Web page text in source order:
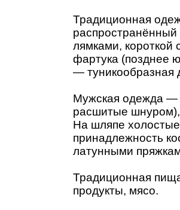
Традиционная
распространённый
лямками, короткой
фартука (позднее
— туникообразная
Мужская одежда —
расшитые шнуром),
На шляпе
принадлежность
латунными
Традиционная
продукты, мясо.